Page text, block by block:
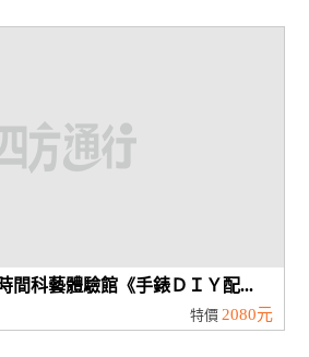
間科藝體驗館《手錶ＤＩＹ配...
特價 2080元